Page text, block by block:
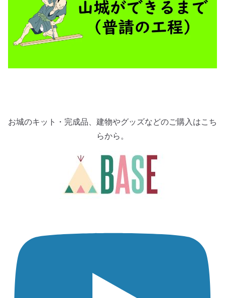
お城のキット・完成品、建物やグッズなどのご購入はこち
らから。